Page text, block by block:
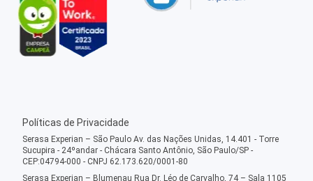
Políticas de Privacidade
Serasa Experian – São Paulo Av. das Nações Unidas, 14.401 - Torre
Sucupira - 24ºandar - Chácara Santo Antônio, São Paulo/SP -
CEP:04794-000 - CNPJ 62.173.620/0001-80
Serasa Experian – Blumenau Rua Dr. Léo de Carvalho, 74 – Sala 1105